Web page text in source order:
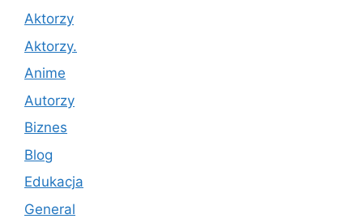
Aktorzy
Aktorzy.
Anime
Autorzy
Biznes
Blog
Edukacja
General